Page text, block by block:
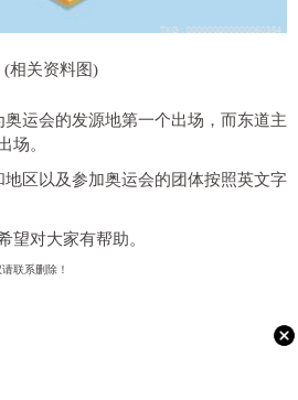
(相关资料图)
运会的发源地第一个出场，而东道主
场。
区以及参加奥运会的团体按照英文字
望对大家有帮助。
联系删除！